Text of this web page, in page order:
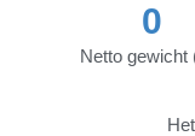
Netto gewicht
0